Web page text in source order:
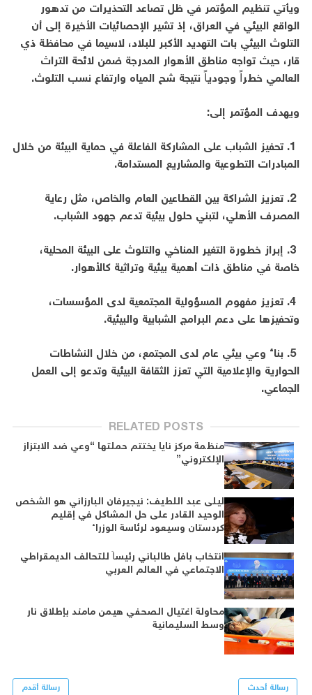
ويأتي تنظيم المؤتمر في ظل تصاعد التحذيرات من تدهور
الواقع البيئي في العراق، إذ تشير الإحصائيات الأخيرة إلى أن
التلوث البيئي بات التهديد الأكبر للبلاد، لاسيما في محافظة ذي
قار، حيث تواجه مناطق الأهوار المدرجة ضمن لائحة التراث
العالمي خطراً وجودياً نتيجة شح المياه وارتفاع نسب التلوث.
ويهدف المؤتمر إلى:
1. تحفيز الشباب على المشاركة الفاعلة في حماية البيئة من خلال
المبادرات التطوعية والمشاريع المستدامة.
2. تعزيز الشراكة بين القطاعين العام والخاص، مثل رعاية
المصرف الأهلي، لتبني حلول بيئية تدعم جهود الشباب.
3. إبراز خطورة التغير المناخي والتلوث على البيئة المحلية،
خاصة في مناطق ذات أهمية بيئية وتراثية كالأهوار.
4. تعزيز مفهوم المسؤولية المجتمعية لدى المؤسسات،
وتحفيزها على دعم البرامج الشبابية والبيئية.
5. بناء وعي بيئي عام لدى المجتمع، من خلال النشاطات
الحوارية والإعلامية التي تعزز الثقافة البيئية وتدعو إلى العمل
الجماعي.
RELATED POSTS
منظمة مركز نايا يختتم حملتها “وعي ضد الابتزاز
الإلكتروني”
ليلى عبد اللطيف: نيجيرفان البارزاني هو الشخص
الوحيد القادر على حل المشاكل في إقليم
كردستان وسيعود لرئاسة الوزراء
انتخاب بافل طالباني رئيساً للتحالف الديمقراطي
الاجتماعي في العالم العربي
محاولة اغتيال الصحفي هيمن مامند بإطلاق نار
وسط السليمانية
رسالة أحدث رسالة أقدم